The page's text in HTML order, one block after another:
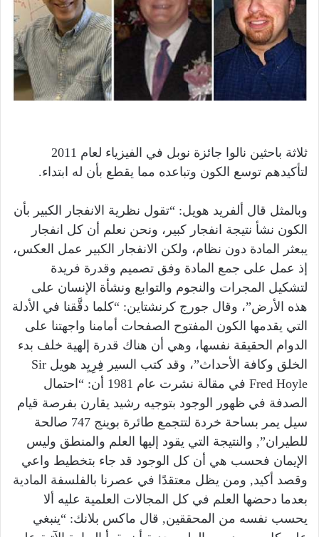
ثلاثة باحثين نالوا جائزة نوبل في الفيزياء لعام 2011
لتأكيدهم توسع الكون وتباعده مما يقطع بأن له ابتداء.
وبالمثل قال ألفريد هويل: “تقول نظرية الانفجار الكبير بأن
الكون نشأ نتيجة انفجار كبير، ونحن نعلم أن كل انفجار
يبعثر المادة دون نظام، ولكن الانفجار الكبير عمل العكس،
إذ عمل على جمع المادة وفق تصميم وقدرة فريدة
لتشكيل المجرات والنجوم والتوابع ونشأة الإنسان على
هذه الأرض”، وقال جورج كرنشتاين: “كلما دقَّقنا في الأدلة
التي يقدمها الكون المفتوح الصفحات أمامنا واجهتنا على
الدوام الحقيقة نفسها، وهي أن هناك قدرة إلهية خلف بدء
الخلق وكافة الأحداث”، وقد كتب السير فِرِيِد هويل Sir
Fred Hoyle في مقالة نشرت عام 1981 أن: “احتمال
الصدفة في ظهور الوجود بتوجيه رشيد يقارن بفرصة قيام
سيل يمر بساحة خردة لتتجمع طائرة بوينج 747 صالحة
للطيران”, والنتيجة التي يقود إليها العلم والمنطق وليس
الإيمان فحسب هي أن كل الوجود قد جاء بتخطيط واعي
وقصد أكيد, ومن يظل معتقدًا في عصرنا بالفلسفة المادية
بعدما دحضها العلم في كل المجالات العلمية عليه ألا
يحسب نفسه من المحققين, قال ماكس بلانك: “ينبغي